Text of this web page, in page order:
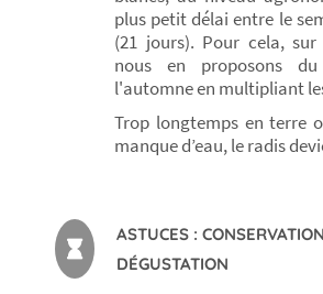
plus petit délai entre le
(21 jours). Pour cela,
nous en proposons
l'automne en multipliant
Trop longtemps en terre
manque d’eau, le radis
ASTUCES :
DÉGUSTATION